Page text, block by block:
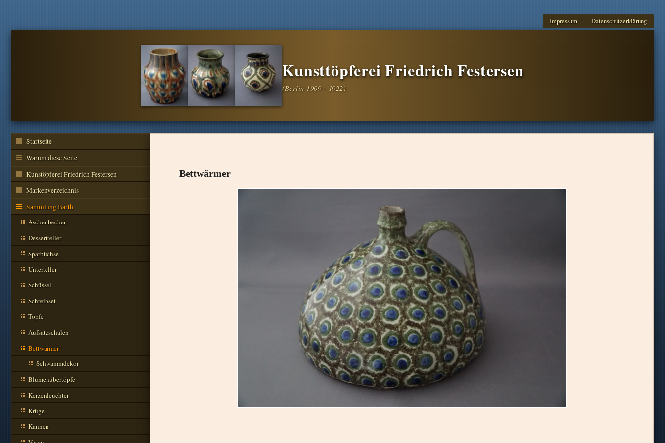
Impressum Datenschutzerklärung
Kunsttöpferei Friedrich Festersen
Startseite
Warum diese Seite
Kunstöpferei Friedrich Festersen
Markenverzeichnis
Sammlung Barth
Aschenbecher
Dessertteller
Sparbüchse
Unterteller
Schüssel
Schreibset
Töpfe
Aufsatzschalen
Bettwärmer
Schwammdekor
Blumenübertöpfe
Kerzenleuchter
Krüge
Kannen
Bettwärmer